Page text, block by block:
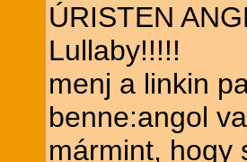
ÚRISTEN
Lullaby!!!!!
menj a linkin
benne:angol
mármint, hogy